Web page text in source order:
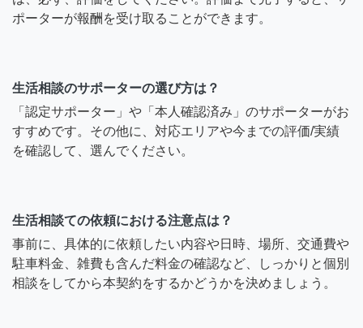
ポーターが報酬を受け取ることができます。
生活相談のサポーターの選び方は？
「認定サポーター」や「本人確認済み」のサポーターがお
すすめです。その他に、対応エリアや今までの評価/実績
を確認して、選んでください。
生活相談ての依頼における注意点は？
事前に、具体的に依頼したい内容や日時、場所、交通費や
駐車料金、雑費も含んだ料金の確認など、しっかりと個別
相談をしてから本契約をするかどうかを決めましょう。